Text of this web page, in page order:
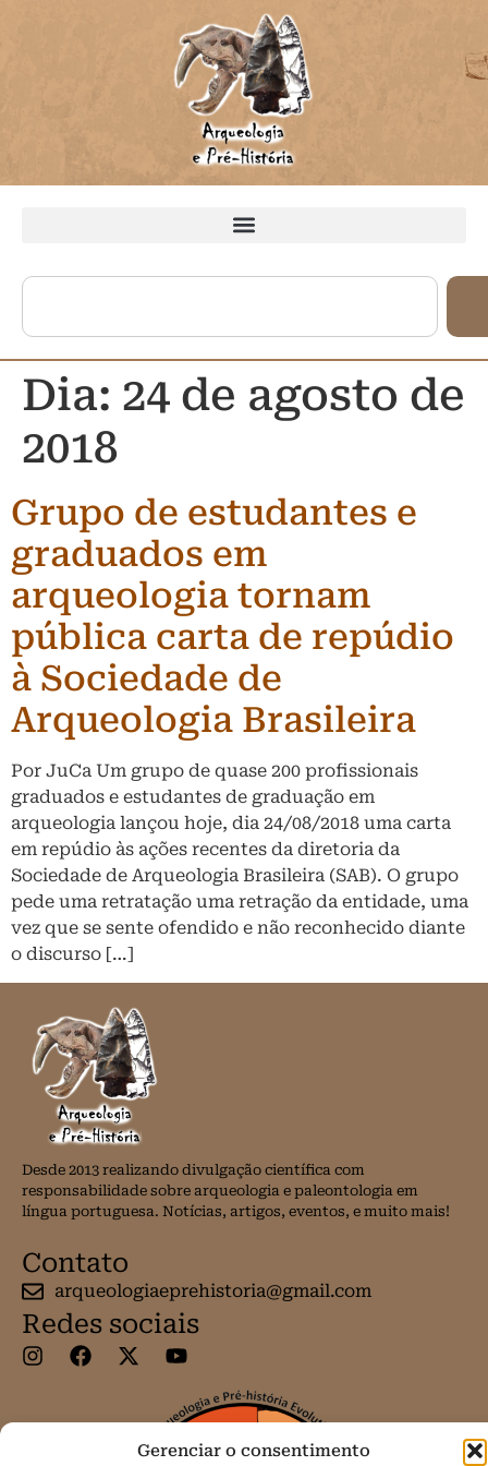
Gerenciar o consentimento
Dia: 24 de agosto de
2018
Grupo de estudantes e
graduados em
arqueologia tornam
pública carta de repúdio
à Sociedade de
Arqueologia Brasileira
Por JuCa Um grupo de quase 200 profissionais
graduados e estudantes de graduação em
arqueologia lançou hoje, dia 24/08/2018 uma carta
em repúdio às ações recentes da diretoria da
Sociedade de Arqueologia Brasileira (SAB). O grupo
pede uma retratação uma retração da entidade, uma
vez que se sente ofendido e não reconhecido diante
o discurso […]
Desde 2013 realizando divulgação científica com
responsabilidade sobre arqueologia e paleontologia em
língua portuguesa. Notícias, artigos, eventos, e muito mais!
Contato
arqueologiaeprehistoria@gmail.com
Redes sociais